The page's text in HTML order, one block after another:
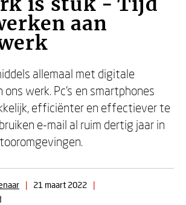
aan
allemaal met digitale
ons werk. Pc’s en smartphones
efficiënter en effectiever te
e-mail al ruim dertig jaar in
| 21 maart 2022
|